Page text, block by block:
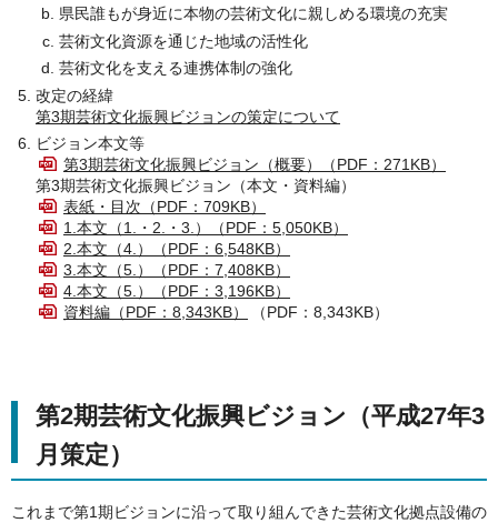
県民誰もが身近に本物の芸術文化に親しめる環境の充実
芸術文化資源を通じた地域の活性化
芸術文化を支える連携体制の強化
改定の経緯
第3期芸術文化振興ビジョンの策定について
ビジョン本文等
第3期芸術文化振興ビジョン（概要）（PDF：271KB）
第3期芸術文化振興ビジョン（本文・資料編）
表紙・目次（PDF：709KB）
1.本文（1.・2.・3.）（PDF：5,050KB）
2.本文（4.）（PDF：6,548KB）
3.本文（5.）（PDF：7,408KB）
4.本文（5.）（PDF：3,196KB）
資料編（PDF：8,343KB）
（PDF：8,343KB）
第2期芸術文化振興ビジョン（平成27年3
月策定）
これまで第1期ビジョンに沿って取り組んできた芸術文化拠点設備の